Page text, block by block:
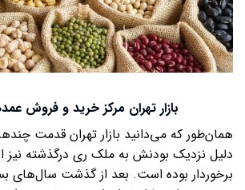
بازار تهران مرکز خرید و فروش
همان‌طور که می‌دانید بازار تهران قدمت
دلیل نزدیک بودنش به ملک ری درگذشته نیز
برخوردار بوده است. بعد از گذشت سال‌های